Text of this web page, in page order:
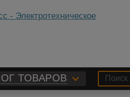
ТОВАРОВ